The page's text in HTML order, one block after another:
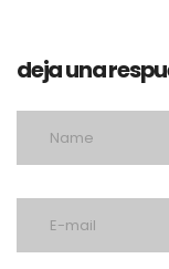
deja una